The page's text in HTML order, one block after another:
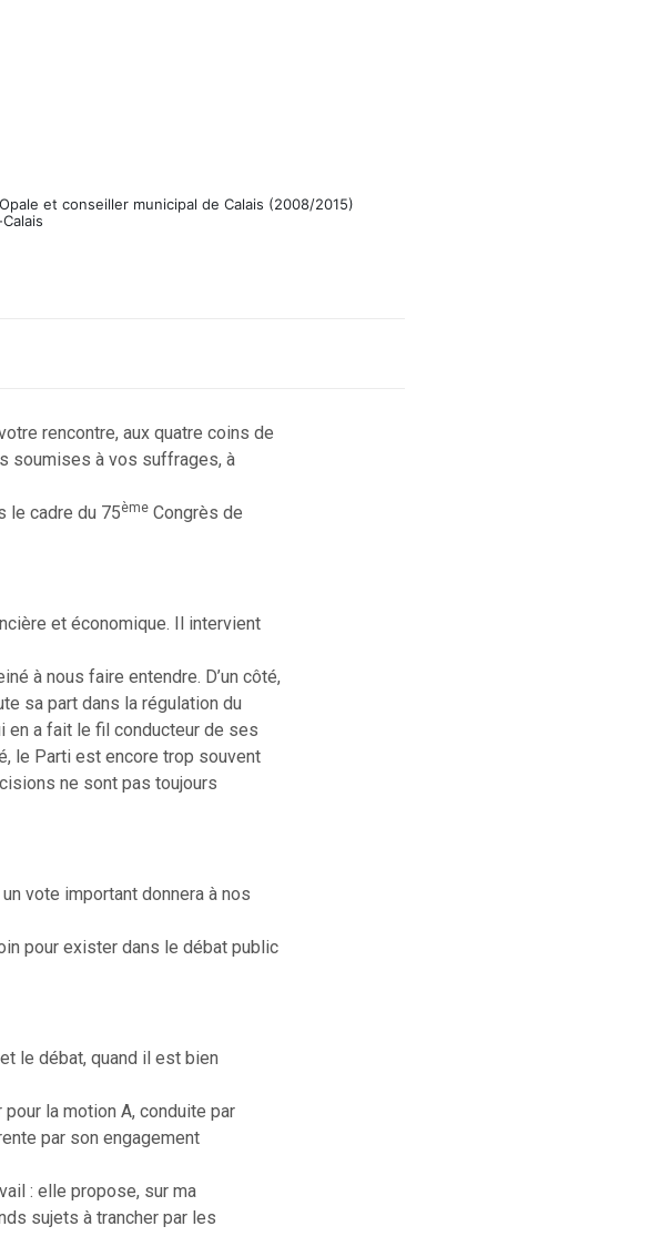
et conseiller municipal de Calais (2008/2015)
rencontre, aux quatre coins de
soumises à vos suffrages, à
le cadre du 75èmeCongrès de
et économique. Il intervient
à nous faire entendre. D’un côté,
sa part dans la régulation du
en a fait le fil conducteur de ses
le Parti est encore trop souvent
ne sont pas toujours
vote important donnera à nos
pour exister dans le débat public
le débat, quand il est bien
la motion A, conduite par
par son engagement
: elle propose, sur ma
sujets à trancher par les